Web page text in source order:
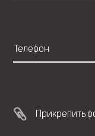
Прикрепить